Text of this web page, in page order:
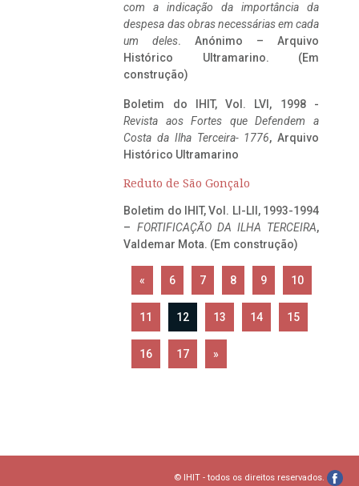
com a indicação da importância da
despesa das obras necessárias em cada
um deles. Anónimo – Arquivo
Histórico Ultramarino. (Em
construção)
Boletim do IHIT, Vol. LVI, 1998 -
Revista aos Fortes que Defendem a
Costa da Ilha Terceira- 1776, Arquivo
Histórico Ultramarino
Reduto de São Gonçalo
Boletim do IHIT, Vol. LI-LII, 1993-1994
– FORTIFICAÇÃO DA ILHA TERCEIRA,
Valdemar Mota. (Em construção)
« 6 7 8 9 10
11 12 13 14 15
16 17 »
© IHIT - todos os direitos reservados.